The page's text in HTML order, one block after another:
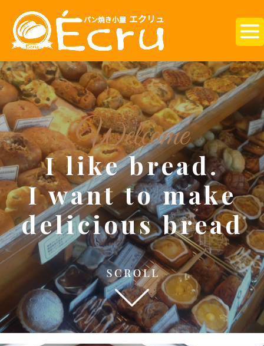
Welcome
I like bread.
I want to make
delicious bread